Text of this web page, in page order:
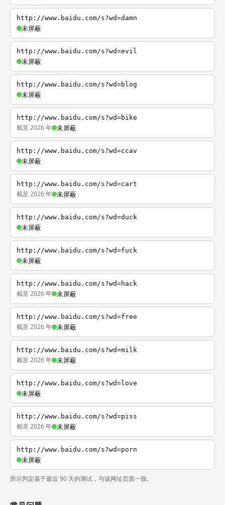
http://www.baidu.com/s?wd=damn
未屏蔽
http://www.baidu.com/s?wd=evil
未屏蔽
http://www.baidu.com/s?wd=blog
未屏蔽
http://www.baidu.com/s?wd=bike
截至 2026 年 未屏蔽
http://www.baidu.com/s?wd=ccav
未屏蔽
http://www.baidu.com/s?wd=cart
截至 2026 年 未屏蔽
http://www.baidu.com/s?wd=duck
未屏蔽
http://www.baidu.com/s?wd=fuck
未屏蔽
http://www.baidu.com/s?wd=hack
截至 2026 年 未屏蔽
http://www.baidu.com/s?wd=free
截至 2026 年 未屏蔽
http://www.baidu.com/s?wd=milk
截至 2026 年 未屏蔽
http://www.baidu.com/s?wd=love
未屏蔽
http://www.baidu.com/s?wd=piss
截至 2026 年 未屏蔽
http://www.baidu.com/s?wd=porn
未屏蔽
所示判定基于最近 90 天的测试，与该网址页面一致。